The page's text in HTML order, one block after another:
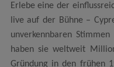
Erlebe eine der
live auf der Bühne –
unverkennbaren
haben sie weltweit
Gründung in den frühen